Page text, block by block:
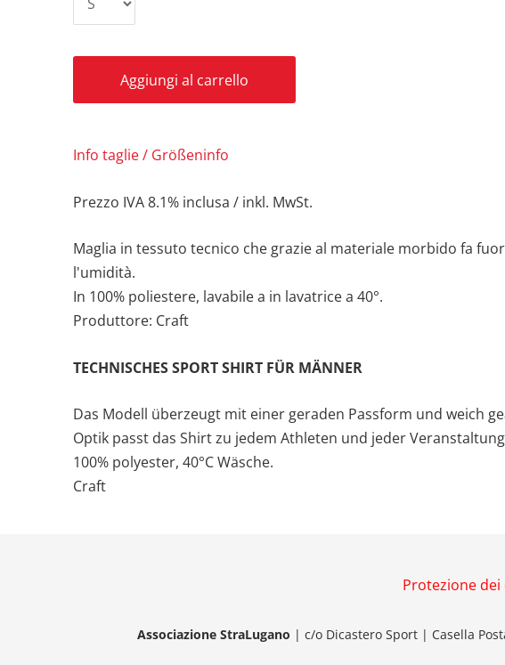
Aggiungi al carrello
Info taglie / Größeninfo
Prezzo IVA8.1% inclusa / inkl. MwSt.
Maglia in tessuto tecnico che grazie al materiale morbido fa
l'umidità.
In 100% poliestere, lavabile a in lavatrice a 40°.
Produttore: Craft
TECHNISCHES SPORT SHIRT FÜR MÄNNER
Das Modell überzeugt mit einer geraden Passform und weich
Optik passt das Shirt zu jedem Athleten und jeder
100% polyester, 40°C Wäsche.
Craft
Protezione dei
Associazione StraLugano | c/o Dicastero Sport | Casella